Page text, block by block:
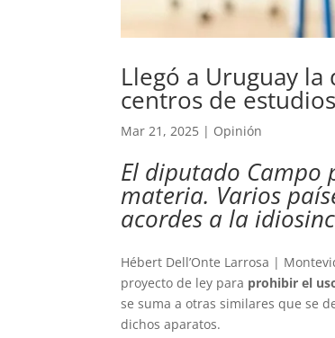
Llegó a Uruguay
centros de
Mar 21, 2025 | Opinión
El diputado Campo
materia. Varios
acordes a la
Hébert Dell’Onte Larrosa |
proyecto de ley para prohibir el
se suma a otras similares que se
dichos aparatos.